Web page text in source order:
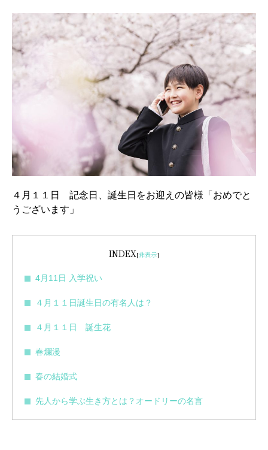
４月１１日 記念日、誕生日をお迎えの皆様「おめでと
うございます」
INDEX[非表示]
4月11日 入学祝い
４月１１日誕生日の有名人は？
４月１１日 誕生花
春爛漫
春の結婚式
先人から学ぶ生き方とは？オードリーの名言